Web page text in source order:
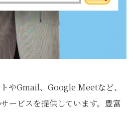
やGmail、Google Meetなど、
ービスを提供しています。豊富